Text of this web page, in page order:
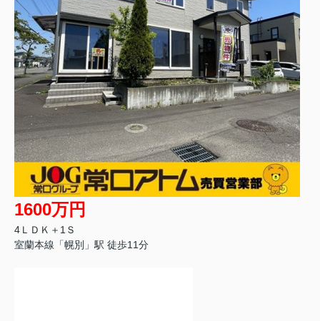
1600万円
4ＬＤＫ＋1Ｓ
室蘭本線「幌別」駅 徒歩11分